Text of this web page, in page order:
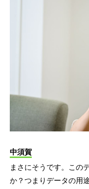
中須賀
まさにそうです。この
か？つまりデータの用